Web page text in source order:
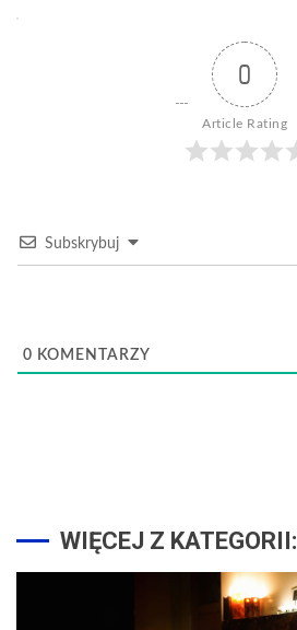
0
Article Rating
Subskrybuj
0 KOMENTARZY
WIĘCEJ Z KATEGORII: